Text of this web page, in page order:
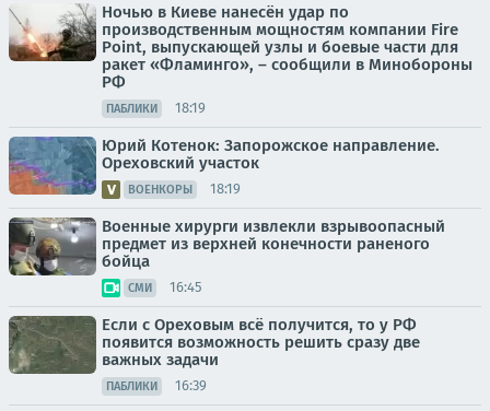
Ночью в Киеве нанесён удар по
производственным мощностям компании Fire
Point, выпускающей узлы и боевые части для
ракет «Фламинго», – сообщили в Минобороны
РФ
ПАБЛИКИ 18:19
Юрий Котенок: Запорожское направление.
Ореховский участок
ВОЕНКОРЫ 18:19
Военные хирурги извлекли взрывоопасный
предмет из верхней конечности раненого
бойца
СМИ 16:45
Если с Ореховым всё получится, то у РФ
появится возможность решить сразу две
важных задачи
ПАБЛИКИ 16:39